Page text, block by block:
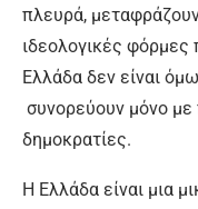
πλευρά,
ιδεολογικές
Ελλάδα δεν είναι
συνορεύουν μόνο με
δημοκρατίες.
Η Ελλάδα είναι μια